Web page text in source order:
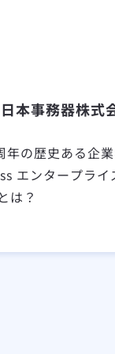
日本事務器株式
年の歴史ある企
エンタープライ
は？